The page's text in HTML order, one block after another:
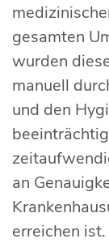
gesamten
wurden
manuell
und den
an
erreichen ist.